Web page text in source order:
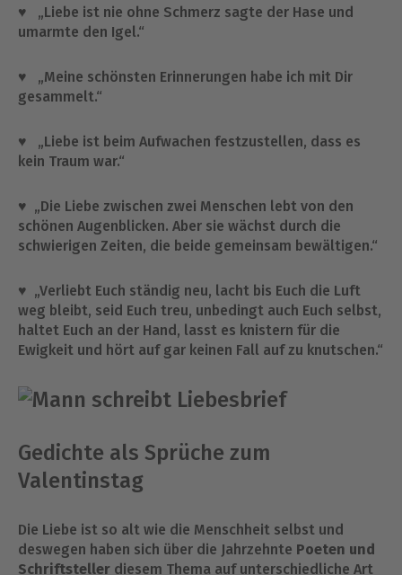
♥ „Liebe ist nie ohne Schmerz sagte der Hase und
umarmte den Igel.“
♥ „Meine schönsten Erinnerungen habe ich mit Dir
gesammelt.“
♥ „Liebe ist beim Aufwachen festzustellen, dass es
kein Traum war.“
♥ „Die Liebe zwischen zwei Menschen lebt von den
schönen Augenblicken. Aber sie wächst durch die
schwierigen Zeiten, die beide gemeinsam bewältigen.“
♥ „Verliebt Euch ständig neu, lacht bis Euch die Luft
weg bleibt, seid Euch treu, unbedingt auch Euch selbst,
haltet Euch an der Hand, lasst es knistern für die
Ewigkeit und hört auf gar keinen Fall auf zu knutschen.“
Gedichte als Sprüche zum
Valentinstag
Die Liebe ist so alt wie die Menschheit selbst und
deswegen haben sich über die Jahrzehnte Poeten und
Schriftsteller diesem Thema auf unterschiedliche Art